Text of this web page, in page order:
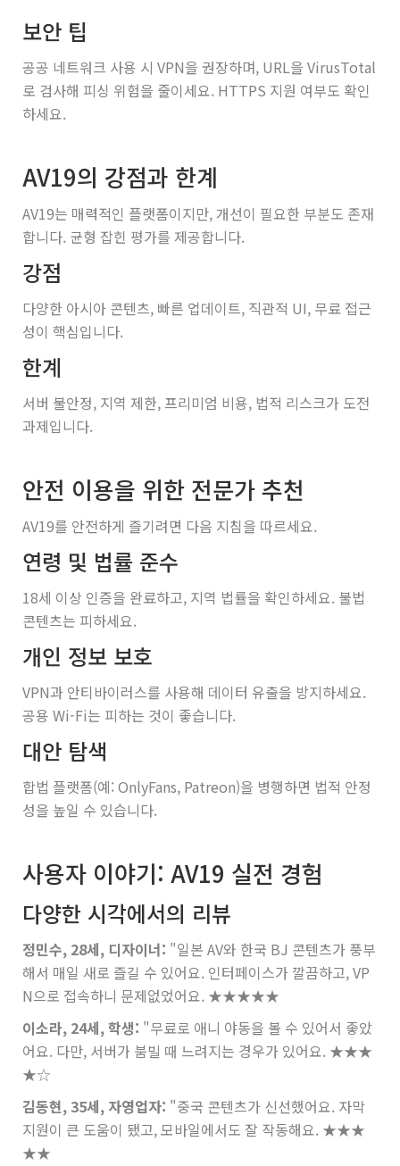
보안 팁
공공 네트워크 사용 시 VPN을 권장하며, URL을 VirusTotal
로 검사해 피싱 위험을 줄이세요. HTTPS 지원 여부도 확인
하세요.
AV19의 강점과 한계
AV19는 매력적인 플랫폼이지만, 개선이 필요한 부분도 존재
합니다. 균형 잡힌 평가를 제공합니다.
강점
다양한 아시아 콘텐츠, 빠른 업데이트, 직관적 UI, 무료 접근
성이 핵심입니다.
한계
서버 불안정, 지역 제한, 프리미엄 비용, 법적 리스크가 도전
과제입니다.
안전 이용을 위한 전문가 추천
AV19를 안전하게 즐기려면 다음 지침을 따르세요.
연령 및 법률 준수
18세 이상 인증을 완료하고, 지역 법률을 확인하세요. 불법
콘텐츠는 피하세요.
개인 정보 보호
VPN과 안티바이러스를 사용해 데이터 유출을 방지하세요.
공용 Wi-Fi는 피하는 것이 좋습니다.
대안 탐색
합법 플랫폼(예: OnlyFans, Patreon)을 병행하면 법적 안정
성을 높일 수 있습니다.
사용자 이야기: AV19 실전 경험
다양한 시각에서의 리뷰
정민수, 28세, 디자이너: "일본 AV와 한국 BJ 콘텐츠가 풍부
해서 매일 새로 즐길 수 있어요. 인터페이스가 깔끔하고, VP
N으로 접속하니 문제없었어요. ★★★★★
이소라, 24세, 학생: "무료로 애니 야동을 볼 수 있어서 좋았
어요. 다만, 서버가 붐빌 때 느려지는 경우가 있어요. ★★★
★☆
김동현, 35세, 자영업자: "중국 콘텐츠가 신선했어요. 자막
지원이 큰 도움이 됐고, 모바일에서도 잘 작동해요. ★★★
★★